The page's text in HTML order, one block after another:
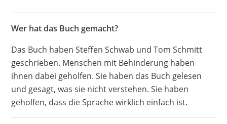
Wer hat das Buch gemacht?
Das Buch haben Steffen Schwab und Tom Schmitt
geschrieben. Menschen mit Behinderung haben
ihnen dabei geholfen. Sie haben das Buch gelesen
und gesagt, was sie nicht verstehen. Sie haben
geholfen, dass die Sprache wirklich einfach ist.